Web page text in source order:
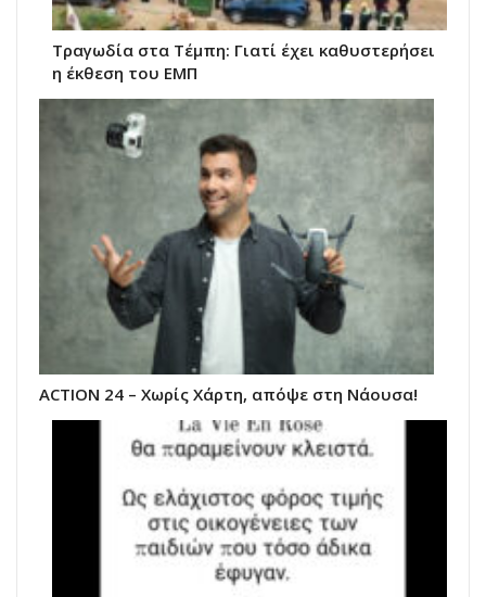
Τραγωδία στα Τέμπη: Γιατί έχει καθυστερήσει
η έκθεση του ΕΜΠ
ACTION 24 – Χωρίς Χάρτη, απόψε στη Νάουσα!